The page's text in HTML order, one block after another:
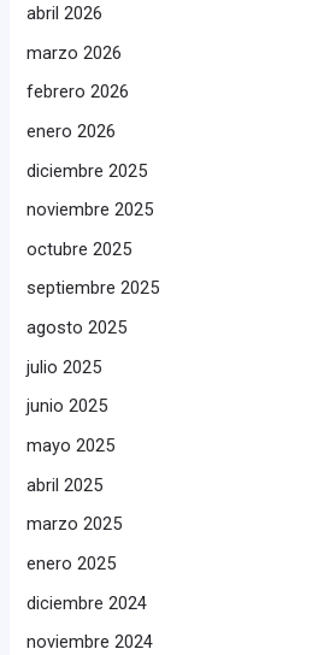
abril 2026
marzo 2026
febrero 2026
enero 2026
diciembre 2025
noviembre 2025
octubre 2025
septiembre 2025
agosto 2025
julio 2025
junio 2025
mayo 2025
abril 2025
marzo 2025
enero 2025
diciembre 2024
noviembre 2024